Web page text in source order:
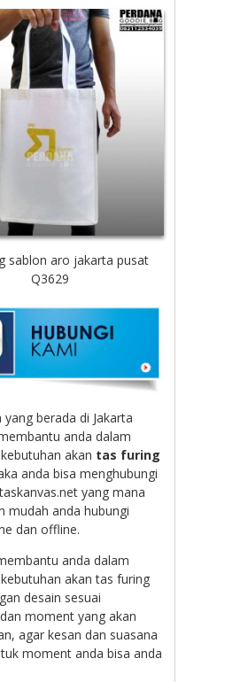
sablon aro jakarta pusat
Q3629
yang berada di Jakarta
anda dalam
akan tas furing
anda bisa menghubungi
yang mana
mudah anda hubungi
dan offline.
anda dalam
akan tas furing
desain sesuai
moment yang akan
agar kesan dan suasana
moment anda bisa anda